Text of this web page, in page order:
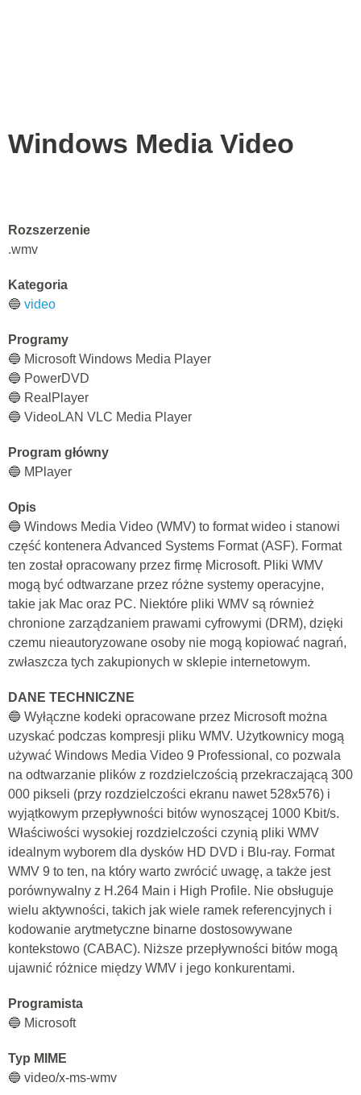
Windows Media Video
Rozszerzenie
.wmv
Kategoria
🔵 video
Programy
🔵 Microsoft Windows Media Player
🔵 PowerDVD
🔵 RealPlayer
🔵 VideoLAN VLC Media Player
Program główny
🔵 MPlayer
Opis
🔵 Windows Media Video (WMV) to format wideo i stanowi
część kontenera Advanced Systems Format (ASF). Format
ten został opracowany przez firmę Microsoft. Pliki WMV
mogą być odtwarzane przez różne systemy operacyjne,
takie jak Mac oraz PC. Niektóre pliki WMV są również
chronione zarządzaniem prawami cyfrowymi (DRM), dzięki
czemu nieautoryzowane osoby nie mogą kopiować nagrań,
zwłaszcza tych zakupionych w sklepie internetowym.
DANE TECHNICZNE
🔵 Wyłączne kodeki opracowane przez Microsoft można
uzyskać podczas kompresji pliku WMV. Użytkownicy mogą
używać Windows Media Video 9 Professional, co pozwala
na odtwarzanie plików z rozdzielczością przekraczającą 300
000 pikseli (przy rozdzielczości ekranu nawet 528x576) i
wyjątkowym przepływności bitów wynoszącej 1000 Kbit/s.
Właściwości wysokiej rozdzielczości czynią pliki WMV
idealnym wyborem dla dysków HD DVD i Blu-ray. Format
WMV 9 to ten, na który warto zwrócić uwagę, a także jest
porównywalny z H.264 Main i High Profile. Nie obsługuje
wielu aktywności, takich jak wiele ramek referencyjnych i
kodowanie arytmetyczne binarne dostosowywane
kontekstowo (CABAC). Niższe przepływności bitów mogą
ujawnić różnice między WMV i jego konkurentami.
Programista
🔵 Microsoft
Typ MIME
🔵 video/x-ms-wmv